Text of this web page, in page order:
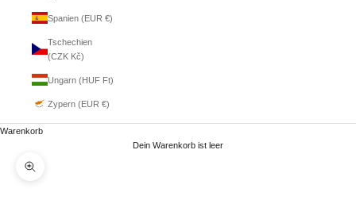
Spanien (EUR €)
Tschechien
(CZK Kč)
Ungarn (HUF Ft)
Zypern (EUR €)
Warenkorb
Dein Warenkorb ist leer
Bild vergrößern